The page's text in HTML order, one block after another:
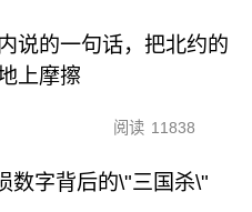
说的一句话，把北约的
上摩擦
阅读 11838
数字背后的\"三国杀\"